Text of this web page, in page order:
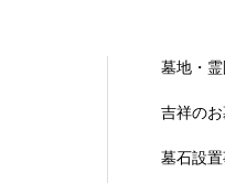
墓地・
吉祥の
墓石設置